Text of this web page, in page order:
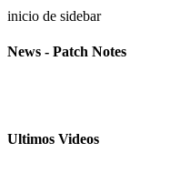
inicio de sidebar
News - Patch Notes
Ultimos Videos